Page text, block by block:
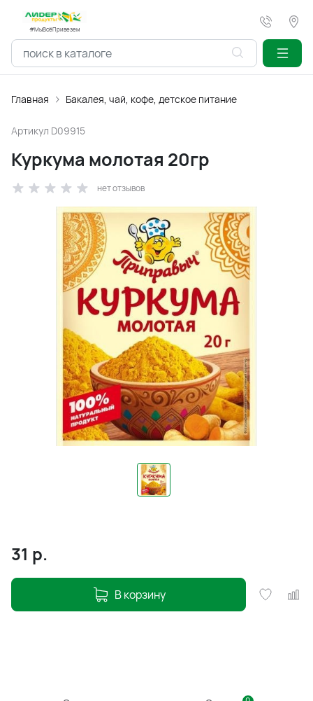
#МыВсёПривезем
Главная Бакалея, чай, кофе, детское питание
Артикул D09915
Куркума молотая 20гр
нет отзывов
31 р.
В корзину